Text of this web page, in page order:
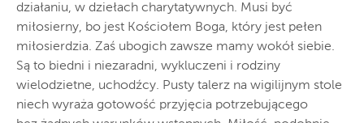
działaniu, w dziełach charytatywnych. Musi być
miłosierny, bo jest Kościołem Boga, który jest pełen
miłosierdzia. Zaś ubogich zawsze mamy wokół siebie.
Są to biedni i niezaradni, wykluczeni i rodziny
wielodzietne, uchodźcy. Pusty talerz na wigilijnym stole
niech wyraża gotowość przyjęcia potrzebującego